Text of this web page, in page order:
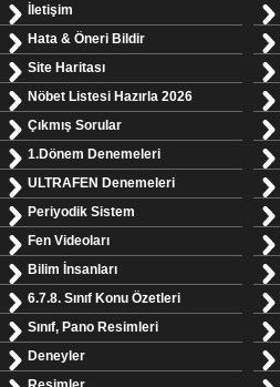
İletişim
Hata & Öneri Bildir
Site Haritası
Nöbet Listesi Hazırla 2026
Çıkmış Sorular
1.Dönem Denemeleri
ULTRAFEN Denemeleri
Periyodik Sistem
Fen Videoları
Bilim İnsanları
6.7.8. Sınıf Konu Özetleri
Sınıf, Pano Resimleri
Deneyler